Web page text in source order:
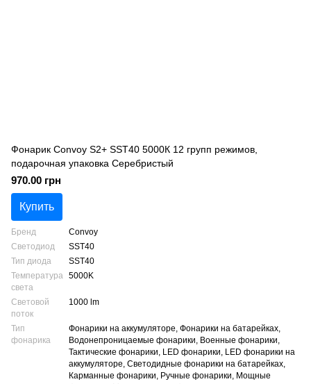
Фонарик Convoy S2+ SST40 5000К 12 групп режимов,
подарочная упаковка Серебристый
970.00 грн
Купить
Бренд
Convoy
Светодиод
SST40
Тип диода
SST40
Температура
света
5000K
Световой
поток
1000 lm
Тип
фонарика
Фонарики на аккумуляторе, Фонарики на батарейках,
Водонепроницаемые фонарики, Военные фонарики,
Тактические фонарики, LED фонарики, LED фонарики на
аккумуляторе, Светодидные фонарики на батарейках,
Карманные фонарики, Ручные фонарики, Мощные